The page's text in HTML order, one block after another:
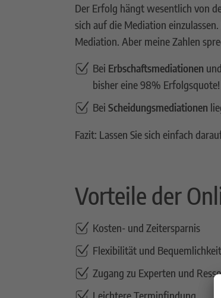
Der Erfolg hängt wesentlich von
sich auf die Mediation
Mediation. Aber meine Zahlen
Bei Erbschaftsmediationen und
bisher eine 98% Erfolgsquote!
Bei Scheidungsmediationen
Fazit: Lassen Sie sich einfach
Vorteile der
Kosten- und Zeitersparnis
Flexibilität und Bequemlichkeit
Zugang zu Experten und
Leichtere Terminfindung